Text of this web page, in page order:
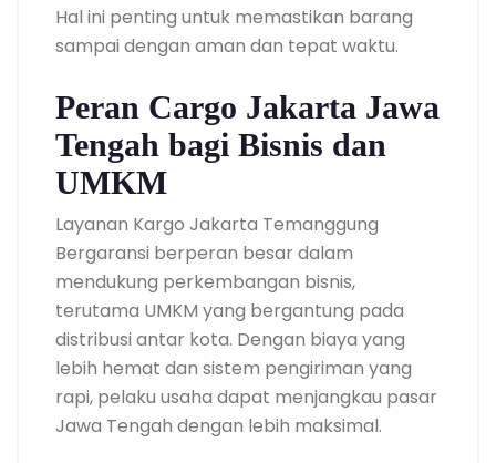
Hal ini penting untuk memastikan barang
sampai dengan aman dan tepat waktu.
Peran Cargo Jakarta Jawa
Tengah bagi Bisnis dan
UMKM
Layanan Kargo Jakarta Temanggung
Bergaransi berperan besar dalam
mendukung perkembangan bisnis,
terutama UMKM yang bergantung pada
distribusi antar kota. Dengan biaya yang
lebih hemat dan sistem pengiriman yang
rapi, pelaku usaha dapat menjangkau pasar
Jawa Tengah dengan lebih maksimal.